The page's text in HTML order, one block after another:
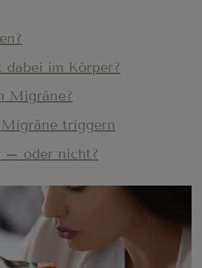
dabei im Körper?
Migräne?
triggern
– oder nicht?